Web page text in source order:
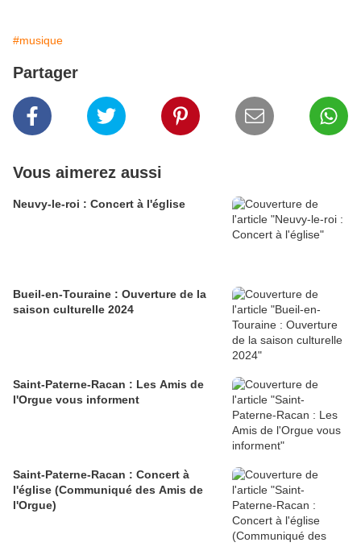
#musique
Partager
Vous aimerez aussi
Neuvy-le-roi : Concert à l'église
Bueil-en-Touraine : Ouverture de la
saison culturelle 2024
Saint-Paterne-Racan : Les Amis de
l'Orgue vous informent
Saint-Paterne-Racan : Concert à
l'église (Communiqué des Amis de
l'Orgue)